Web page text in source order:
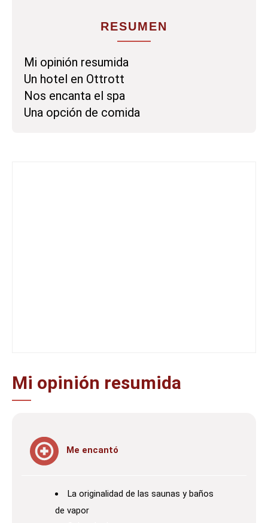
RESUMEN
Mi opinión resumida
Un hotel en Ottrott
Nos encanta el spa
Una opción de comida
Mi opinión resumida
Me encantó
La originalidad de las saunas y baños
de vapor